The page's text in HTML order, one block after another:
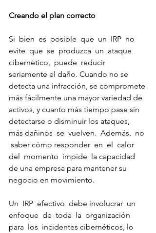
Creando el plan correcto
Si  bien  es  posible  que  un  IRP  no
evite  que  se  produzca  un  ataque
cibernético,  puede  reducir
seriamente el daño. Cuando no se
detecta una infracción, se compromete
más fácilmente una mayor variedad de
activos, y cuanto más tiempo pase sin
detectarse o disminuir los ataques,
más dañinos  se  vuelven.  Además,  no
saber cómo responder  en  el  calor
del  momento  impide  la capacidad
de una empresa para mantener su
negocio en movimiento.
Un  IRP  efectivo  debe involucrar  un
enfoque  de  toda  la  organización
para  los  incidentes cibernéticos, lo